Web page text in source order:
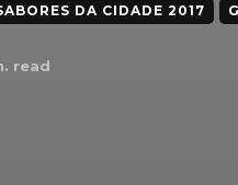
DA CIDADE 2017
read